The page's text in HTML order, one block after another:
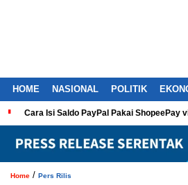
HOME NASIONAL POLITIK
Cara Isi Saldo PayPal Pakai ShopeePay
Home / Pers Rilis